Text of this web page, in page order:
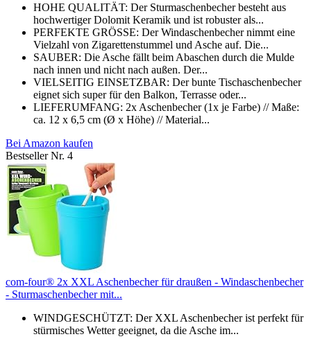
HOHE QUALITÄT: Der Sturmaschenbecher besteht aus
hochwertiger Dolomit Keramik und ist robuster als...
PERFEKTE GRÖSSE: Der Windaschenbecher nimmt eine
Vielzahl von Zigarettenstummel und Asche auf. Die...
SAUBER: Die Asche fällt beim Abaschen durch die Mulde
nach innen und nicht nach außen. Der...
VIELSEITIG EINSETZBAR: Der bunte Tischaschenbecher
eignet sich super für den Balkon, Terrasse oder...
LIEFERUMFANG: 2x Aschenbecher (1x je Farbe) // Maße:
ca. 12 x 6,5 cm (Ø x Höhe) // Material...
Bei Amazon kaufen
Bestseller Nr. 4
com-four® 2x XXL Aschenbecher für draußen - Windaschenbecher
- Sturmaschenbecher mit...
WINDGESCHÜTZT: Der XXL Aschenbecher ist perfekt für
stürmisches Wetter geeignet, da die Asche im...